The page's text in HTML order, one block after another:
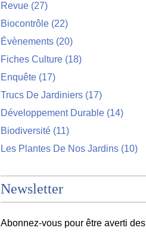
Revue (27)
Biocontrôle (22)
Évènements (20)
Fiches Culture (18)
Enquête (17)
Trucs De Jardiniers (17)
Développement Durable (14)
Biodiversité (11)
Les Plantes De Nos Jardins (10)
Newsletter
Abonnez-vous pour être averti des